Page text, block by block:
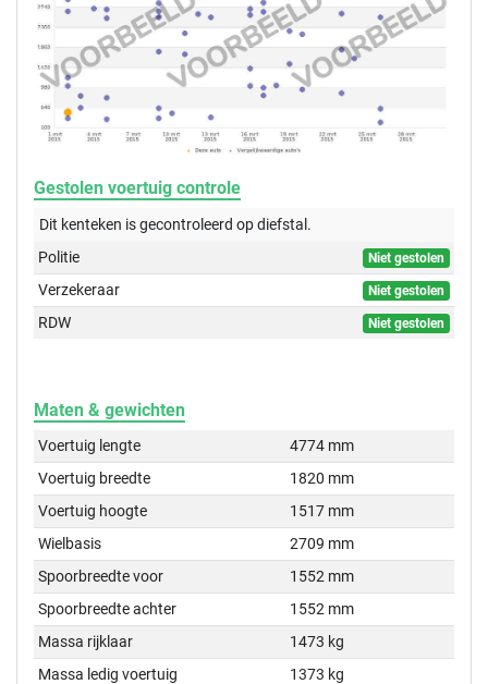
Gestolen voertuig controle
Dit kenteken is gecontroleerd opdiefstal.
Politie
Niet gestolen
Verzekeraar Niet gestolen
RDW Niet gestolen
Maten & gewichten
Voertuig lengte
4774 mm
Voertuig breedte
1820 mm
Voertuig hoogte
1517 mm
Wielbasis
2709 mm
Spoorbreedte voor
1552 mm
Spoorbreedte achter
1552 mm
Massa rijklaar
1473 kg
Massa ledig voertuig
1373 kg